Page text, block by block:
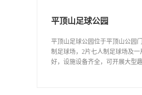
平顶山足球公园
平顶山足球公园位于平顶山公园
制足球场，2片七人制足球场及
好，设施设备齐全，可开展大型